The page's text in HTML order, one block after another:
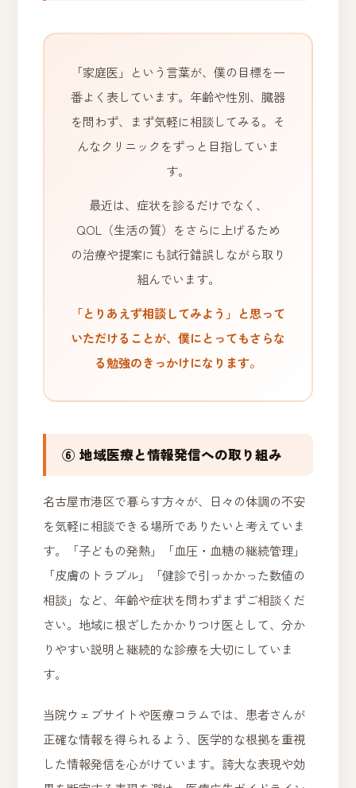
「家庭医」という言葉が、僕の目標を一
番よく表しています。年齢や性別、臓器
を問わず、まず気軽に相談してみる。そ
んなクリニックをずっと目指していま
す。
最近は、症状を診るだけでなく、
QOL（生活の質）をさらに上げるため
の治療や提案にも試行錯誤しながら取り
組んでいます。
「とりあえず相談してみよう」と思って
いただけることが、僕にとってもさらな
る勉強のきっかけになります。
⑥ 地域医療と情報発信への取り組み
名古屋市港区で暮らす方々が、日々の体調の不安
を気軽に相談できる場所でありたいと考えていま
す。「子どもの発熱」「血圧・血糖の継続管理」
「皮膚のトラブル」「健診で引っかかった数値の
相談」など、年齢や症状を問わずまずご相談くだ
さい。地域に根ざしたかかりつけ医として、分か
りやすい説明と継続的な診療を大切にしていま
す。
当院ウェブサイトや医療コラムでは、患者さんが
正確な情報を得られるよう、医学的な根拠を重視
した情報発信を心がけています。誇大な表現や効